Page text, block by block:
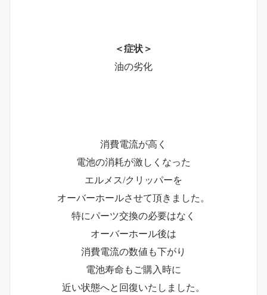
＜症状＞
油の劣化
消費電流が高く
電池の消耗が激しくなった
エルメス/クリッパーを
オーバーホールさせて頂きました。
特にパーツ交換の必要はなく
オーバーホール後は
消費電流の数値も下がり
電池寿命もご購入時に
近い状態へと回復いたしました。